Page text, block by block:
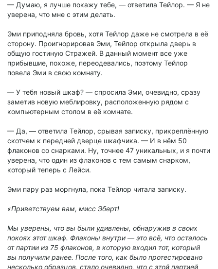
— Думаю, я лучше покажу тебе, — ответила Тейлор. — Я не
уверена, что мне с этим делать.
Эми приподняла бровь, хотя Тейлор даже не смотрела в её
сторону. Проигнорировав Эми, Тейлор открыла дверь в
общую гостиную Стражей. В данный момент все уже
прибывшие, похоже, переодевались, поэтому Тейлор
повела Эми в свою комнату.
— У тебя новый шкаф? — спросила Эми, очевидно, сразу
заметив новую меблировку, расположенную рядом с
компьютерным столом в её комнате.
— Да, — ответила Тейлор, срывая записку, прикреплённую
скотчем к передней дверце шкафчика. — И в нём 50
флаконов со снарками. Ну, точнее 47 уникальных, и я почти
уверена, что один из флаконов с тем самым снарком,
который теперь с Лейси.
Эми пару раз моргнула, пока Тейлор читала записку.
«Приветствуем вам, мисс Эберт!
Мы уверены, что вы были удивлены, обнаружив в своих
покоях этот шкаф. Флаконы внутри — это всё, что осталось
от партии из 75 флаконов, в которую входил тот, который
вы получили ранее. После того, как было протестировано
несколько образцов, стало очевидно, что с этой партией